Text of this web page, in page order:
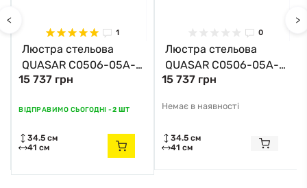
<
1
Люстра стельова
QUASAR C0506-05A-
B5AC Zuma Line хром
15 737 грн
ВІДПРАВИМО СЬОГОДНІ -2 ШТ
34.5 см
41 см
0
Люстра стельова
QUASAR C0506-05A-
B5E3 Zuma Line
15 737 грн
Немає в наявності
34.5 см
41 см
>